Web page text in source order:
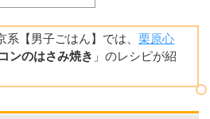
系【男子ごはん】では、栗原心
ンのはさみ焼き 」のレシピが紹